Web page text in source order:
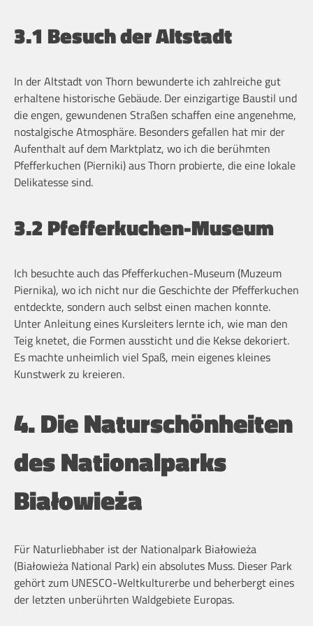
3.1 Besuch der Altstadt
In der Altstadt von Thorn bewunderte ich zahlreiche gut
erhaltene historische Gebäude. Der einzigartige Baustil und
die engen, gewundenen Straßen schaffen eine angenehme,
nostalgische Atmosphäre. Besonders gefallen hat mir der
Aufenthalt auf dem Marktplatz, wo ich die berühmten
Pfefferkuchen (Pierniki) aus Thorn probierte, die eine lokale
Delikatesse sind.
3.2 Pfefferkuchen-Museum
Ich besuchte auch das Pfefferkuchen-Museum (Muzeum
Piernika), wo ich nicht nur die Geschichte der Pfefferkuchen
entdeckte, sondern auch selbst einen machen konnte.
Unter Anleitung eines Kursleiters lernte ich, wie man den
Teig knetet, die Formen aussticht und die Kekse dekoriert.
Es machte unheimlich viel Spaß, mein eigenes kleines
Kunstwerk zu kreieren.
4. Die Naturschönheiten
des Nationalparks
Białowieża
Für Naturliebhaber ist der Nationalpark Białowieża
(Białowieża National Park) ein absolutes Muss. Dieser Park
gehört zum UNESCO-Weltkulturerbe und beherbergt eines
der letzten unberührten Waldgebiete Europas.